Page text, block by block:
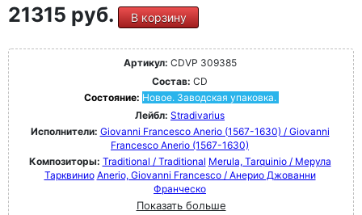
21315 руб. В корзину
Артикул: CDVP 309385
Состав: CD
Состояние: Новое. Заводская упаковка.
Лейбл: Stradivarius
Исполнители: Giovanni Francesco Anerio (1567-1630) / Giovanni
Francesco Anerio (1567-1630)
Композиторы: Traditional / Traditional Merula, Tarquinio / Мерула
Тарквинио Anerio, Giovanni Francesco / Анерио Джованни
Франческо
Показать больше